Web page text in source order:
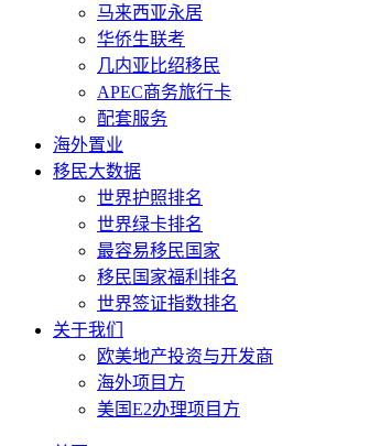
马来西亚永居
华侨生联考
几内亚比绍移民
APEC商务旅行卡
配套服务
海外置业
移民大数据
世界护照排名
世界绿卡排名
最容易移民国家
移民国家福利排名
世界签证指数排名
关于我们
欧美地产投资与开发商
海外项目方
美国E2办理项目方